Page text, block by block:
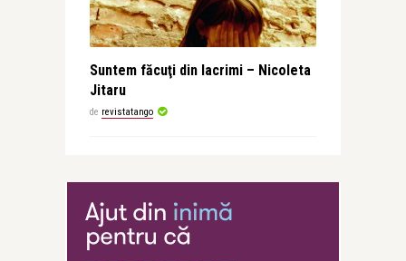
Suntem făcuţi din lacrimi – Nicoleta
Jitaru
de revistatango